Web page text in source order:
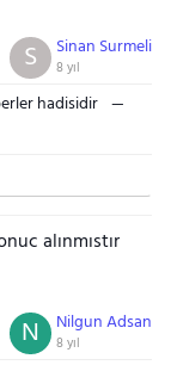
Sinan Surmeli
8 yıl
S
hadisidir
alınmıstır
Nilgun Adsan
8 yıl
N